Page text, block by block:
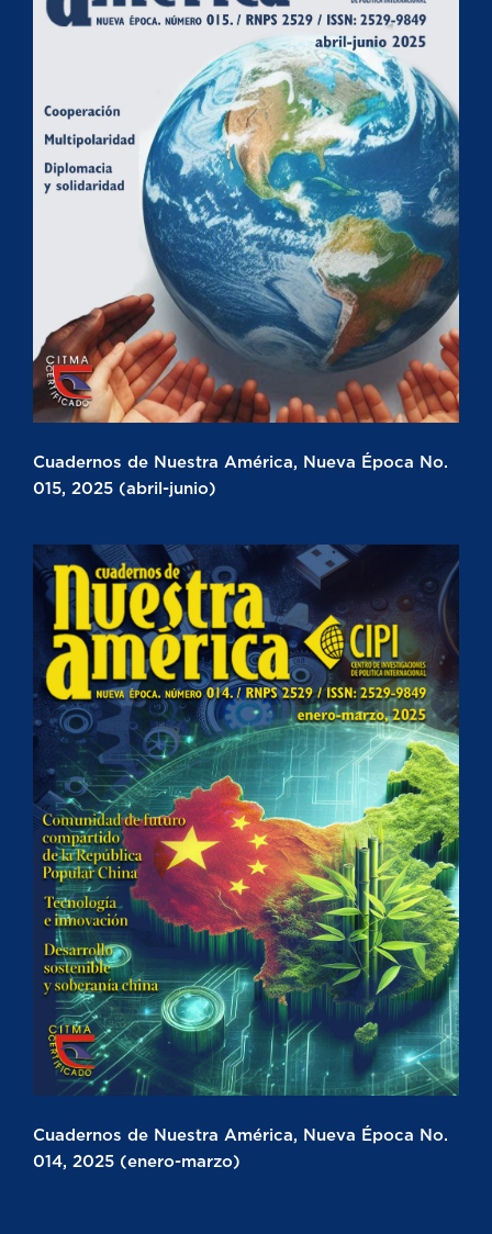
Cuadernos de Nuestra América, Nueva Época No.
015, 2025 (abril-junio)
Cuadernos de Nuestra América, Nueva Época No.
014, 2025 (enero-marzo)